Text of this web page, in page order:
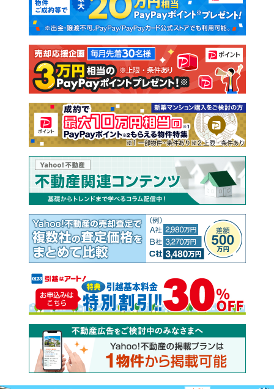
新築一戸建て 中古一戸建て
注文住宅 土地
売却査定